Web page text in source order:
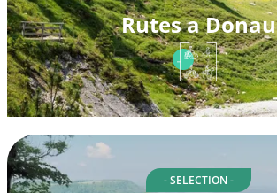
Rutes a Donau
- SELECTION -